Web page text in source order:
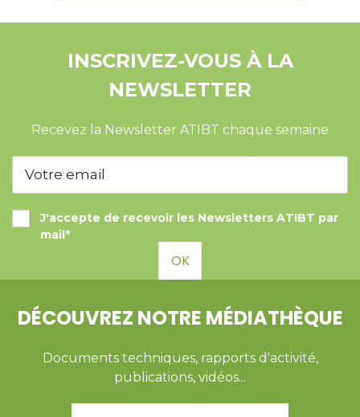
INSCRIVEZ-VOUS À LA
NEWSLETTER
Recevez la Newsletter ATIBT chaque semaine
J'accepte de recevoir les Newsletters ATIBT par
mail*
OK
DÉCOUVREZ NOTRE MÉDIATHÈQUE
Documents techniques, rapports d'activité,
publications, vidéos...